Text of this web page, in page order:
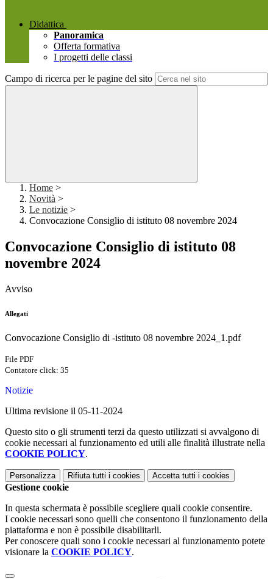
Didattica
Panoramica
Offerta formativa
I progetti delle classi
Campo di ricerca per le pagine del sito
Home >
Novità >
Le notizie >
Convocazione Consiglio di istituto 08 novembre 2024
Convocazione Consiglio di istituto 08
novembre 2024
Avviso
Allegati
Convocazione Consiglio di -istituto 08 novembre 2024_1.pdf
File PDF
Contatore click: 35
Notizie
Ultima revisione il 05-11-2024
Questo sito o gli strumenti terzi da questo utilizzati si avvalgono di
cookie necessari al funzionamento ed utili alle finalità illustrate nella
COOKIE POLICY.
Personalizza Rifiuta tutti i cookies Accetta tutti i cookies
Gestione cookie
In questa schermata è possibile scegliere quali cookie consentire.
I cookie necessari sono quelli che consentono il funzionamento della
piattaforma e non è possibile disabilitarli.
Per conoscere quali sono i cookie necessari al funzionamento potete
visionare la COOKIE POLICY.